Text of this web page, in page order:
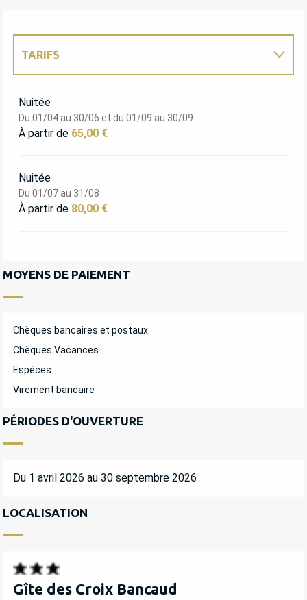
TARIFS
Nuitée
Du 01/04 au 30/06 et du 01/09 au 30/09
À partir de 65,00 €
Nuitée
Du 01/07 au 31/08
À partir de 80,00 €
MOYENS DE PAIEMENT
Chèques bancaires et postaux
Chèques Vacances
Espèces
Virement bancaire
PÉRIODES D'OUVERTURE
Du 1 avril 2026 au 30 septembre 2026
LOCALISATION
Gîte des Croix Bancaud